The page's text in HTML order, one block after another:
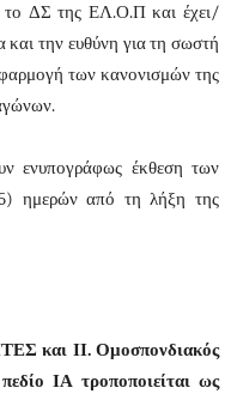
το ΔΣ της ΕΛ.Ο.Π και έχει/
και την ευθύνη για τη σωστή
των κανονισμών της
ενυπογράφως έκθεση των
ημερών από τη λήξη της
ΙΙ. Ομοσπονδιακός
ΙΑ τροποποιείται ως